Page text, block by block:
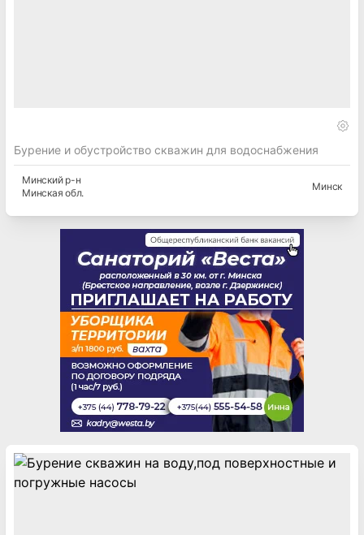
Бурение и обустройство скважин для водоснабжения
Минскийр-н
Минская обл.
Минск